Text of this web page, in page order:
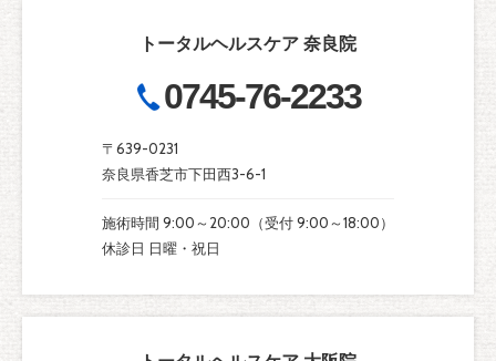
トータルヘルスケア 奈良院
0745-76-2233
〒639-0231
奈良県香芝市下田西3-6-1
施術時間 9:00～20:00（受付 9:00～18:00）
休診日 日曜・祝日